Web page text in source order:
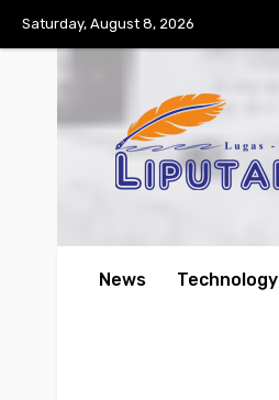
Saturday, August 8, 2026
News Technology